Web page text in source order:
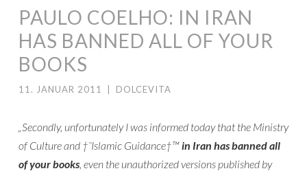
PAULO COELHO: IN IRAN
HAS BANNED ALL OF YOUR
BOOKS
11. JANUAR 2011 DOLCEVITA
„Secondly, unfortunately I was informed today that the Ministry
of Culture and †˜Islamic Guidance†™in Iran has banned all
of your books, even the unauthorized versions published by